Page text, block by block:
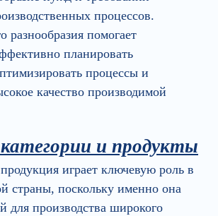
процессов.
разнообразия помогает
планировать
процессы и
качество производимой
и продукты
играет ключевую роль в
страны, поскольку именно она
для производства широкого